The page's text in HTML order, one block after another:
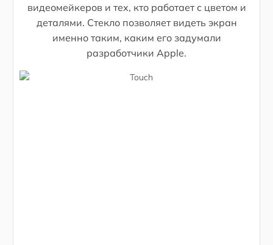
видеомейкеров и тех, кто работает с цветом и
деталями. Стекло позволяет видеть экран
именно таким, каким его задумали
разработчики Apple.